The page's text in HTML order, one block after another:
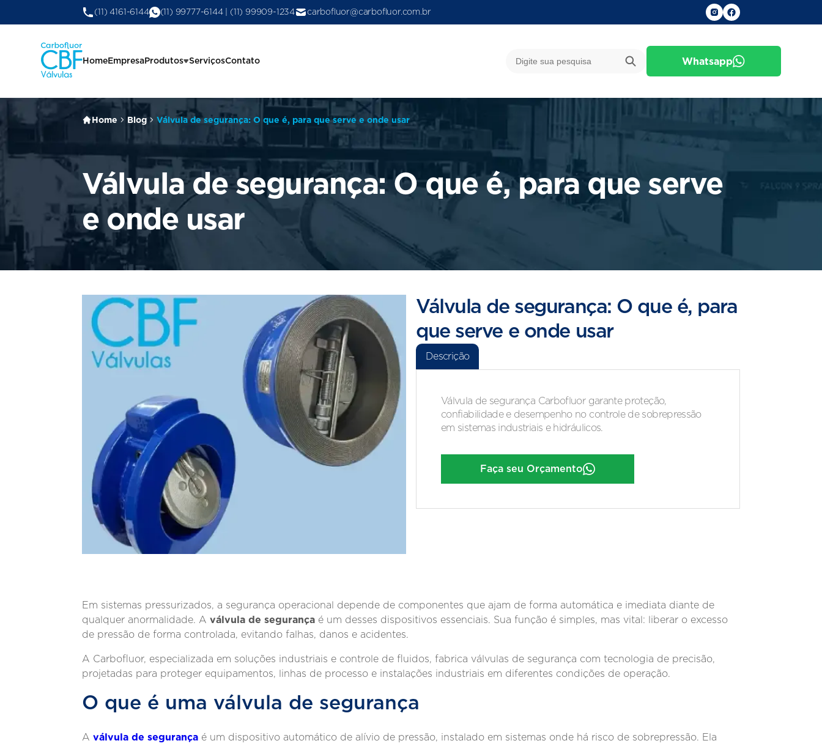
(11) 4161-6144 (11) 99777-6144 | (11) 99909-1234 carbofluor@carbofluor.com.br
Home Empresa Produtos ServiçosContato Whatsapp
Home Blog Válvula de segurança: O que é, para que serve e onde usar
Válvula de segurança: O que é, para que serve
e onde usar
Válvula de segurança: O que é, para
que serve e onde usar
Descrição
Válvula de segurança Carbofluor garante proteção,
confiabilidade e desempenho no controle de sobrepressão
em sistemas industriais e hidráulicos.
Faça seu Orçamento
Em sistemas pressurizados, a segurança operacional depende de componentes que ajam de forma automática e imediata diante de
qualquer anormalidade. Aválvula de segurança é um desses dispositivos essenciais. Sua função é simples, mas vital: liberar o excesso
de pressão de forma controlada, evitando falhas, danos e acidentes.
A Carbofluor, especializada em soluções industriais e controle de fluidos, fabrica válvulas de segurança com tecnologia de precisão,
projetadas para proteger equipamentos, linhas de processo e instalações industriais em diferentes condições de operação.
O que é uma válvula de segurança
Aválvula de segurança é um dispositivo automático de alívio de pressão, instalado em sistemas onde há risco de sobrepressão. Ela